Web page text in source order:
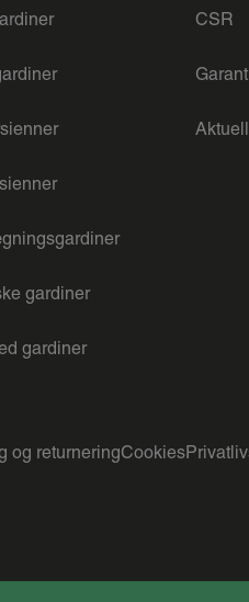
gardiner
gardiner
CSR
og returneringCookies